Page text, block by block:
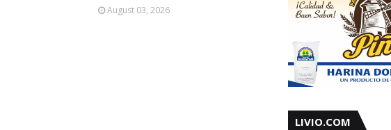
August 03, 2026
LIVIO.COM